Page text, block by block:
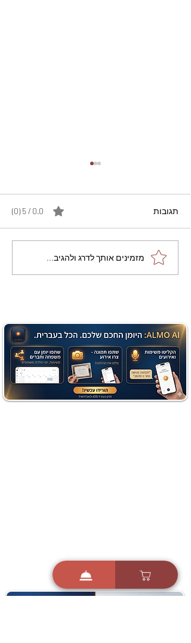
מתכון מנצח עוגת מייפל
שוקולד בחושה וקלה - זיוה
תגובות 0.0 / 5 ‏(0)
מזמינים אותך לדרג ולהגיב...